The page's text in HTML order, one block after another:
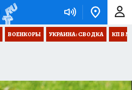
ВОЕНКОРЫ УКРАИНА: СВОДКА КП В